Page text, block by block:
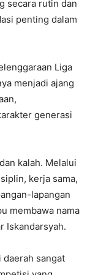
secara rutin dan
penting dalam
Liga
menjadi ajang
generasi
kalah. Melalui
kerja sama,
lapangan
membawa nama
Iskandarsyah.
sangat